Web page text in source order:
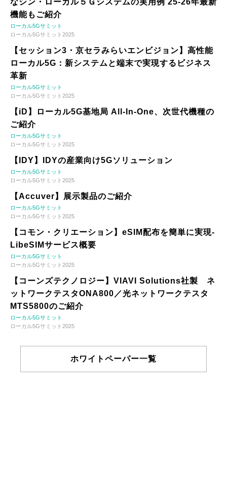
機能もご紹介
ローカル5Gサミット
ローカル5Gサミット2025
【セッション3・京セラみらいエンビジョン】高性能
ローカル5G：新システムと端末で実現するビジネス
革新
ローカル5Gサミット
ローカル5Gサミット2025
【iD】ローカル5G基地局 All-In-One、次世代機種の
ご紹介
ローカル5Gサミット
ローカル5Gサミット2025
【IDY】IDYの産業向け5Gソリューション
ローカル5Gサミット
ローカル5Gサミット2025
【Accuver】展示製品のご紹介
ローカル5Gサミット
ローカル5Gサミット2025
【コモン・クリエーション】eSIM配布を簡単に実現-
LibeSIMサービス概要
ローカル5Gサミット
ローカル5Gサミット2025
【コーンズテクノロジー】VIAVI Solutions社製 ネ
ットワークテスタONA800／光ネットワークテスタ
MTS5800のご紹介
ローカル5Gサミット
ローカル5Gサミット2025
ホワイトペーパー一覧